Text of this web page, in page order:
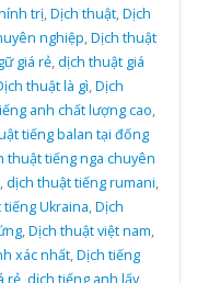
trị,Dịch thuật,Dịch
nghiệp,Dịch thuật
giá rẻ,dịch thuật giá
thuật là gì,Dịch
anh chất lượng cao,
tiếng balan tại đống
thuật tiếng nga chuyên
,dịch thuật tiếng rumani,
Ukraina,Dịch
,Dịch thuật việt nam,
xác nhất,Dịch tiếng
rẻ,dịch tiếng anh lấy